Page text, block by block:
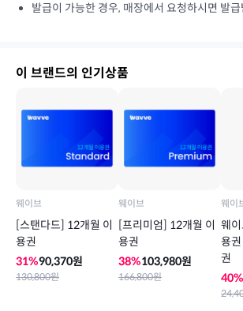
발급이 가능한 경우, 매장에서 요청하시면 발
이 브랜드의 인기상품
웨이브
[스탠다드] 12개월 이
용권
31%90,370원
130,800원
웨이브
[프리미엄] 12개월 이
용권
38%103,980원
166,800원
웨이
웨
용
권
40%